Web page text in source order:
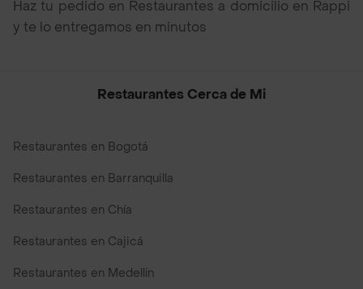
Haz tu pedido en Restaurantes a domicilio en Rappi
y te lo entregamos en minutos
Restaurantes Cerca de Mi
Restaurantes en Bogotá
Restaurantes en Barranquilla
Restaurantes en Chía
Restaurantes en Cajicá
Restaurantes en Medellín